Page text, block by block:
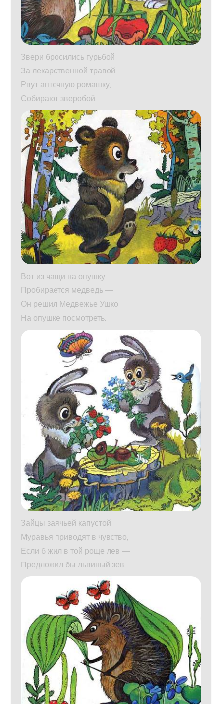
Звери бросились гурьбой
За лекарственной травой.
Рвут аптечную ромашку,
Собирают зверобой.
Вот из чащи на опушку
Пробирается медведь —
Он решил Медвежье Ушко
На опушке посмотреть.
Зайцы заячьей капустой
Муравья приводят в чувство,
Если б жил в той роще лев —
Предложил бы львиный зев.